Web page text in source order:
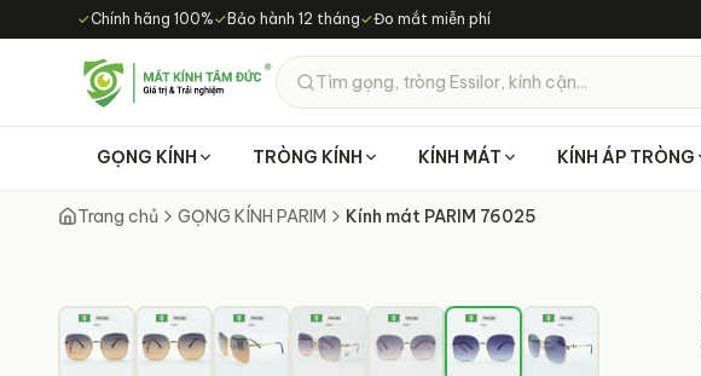
Chuyển đến nội dung chính
✓Chính hãng 100%✓ Bảo hành 12 tháng✓Đo mắt miễn phí
Tìm gọng, tròng Essilor, kính cận...
GỌNG KÍNH TRÒNG KÍNH KÍNH MÁT KÍNH ÁP TRÒNG
Trang chủ GỌNG KÍNH PARIM Kính mát PARIM 76025